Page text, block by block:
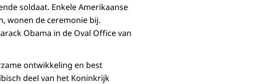
soldaat. Enkele Amerikaanse
wonen de ceremonie bij.
Obama in de Oval Office van
ontwikkeling en best
deel van het Koninkrijk